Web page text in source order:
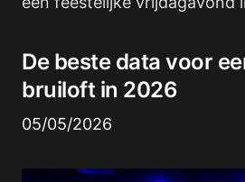
De beste data voor
bruiloft in 2026
05/05/2026